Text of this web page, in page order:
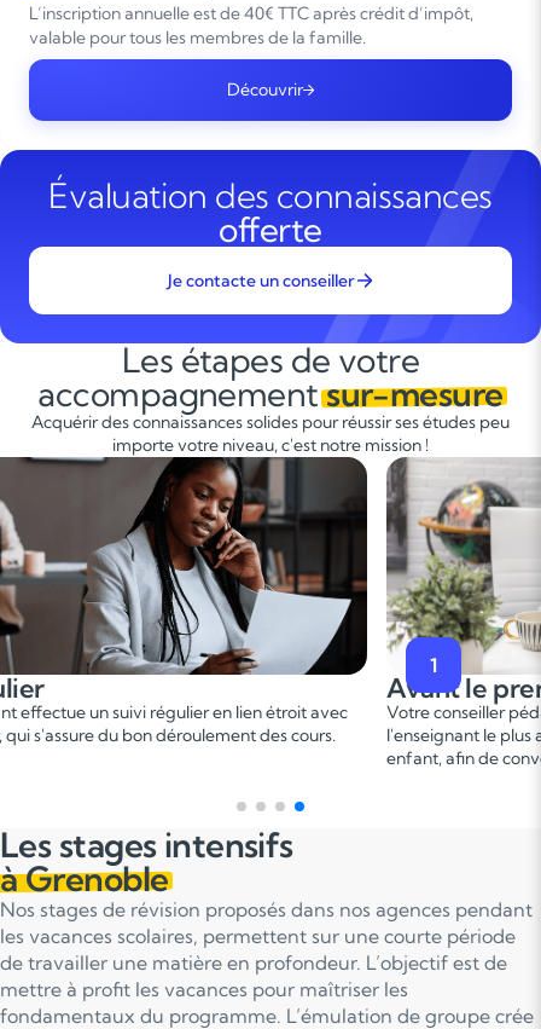
L’inscription annuelle est de 40€ TTC après crédit d’impôt,
valable pour tous les membres de la famille.
Découvrir
Évaluation des connaissances
offerte
Je contacte un conseiller
Les étapes de votre
accompagnementsur-mesure
Acquérir des connaissances solides pour réussir ses études peu
importe votre niveau, c'est notre mission !
le premier cours
pédagogique vous met en relation avec
le plus adapté en fonction du profil de votre
de convenir d'une date pour un premier cours.
Ce 1ercours
points forts
sur le
Les stages intensifs
à Grenoble
Nos stages de révision proposés dans nos agences pendant
les vacances scolaires, permettent sur une courte période
de travailler une matière en profondeur. L’objectif est de
mettre à profit les vacances pour maîtriser les
fondamentaux du programme. L’émulation de groupe crée